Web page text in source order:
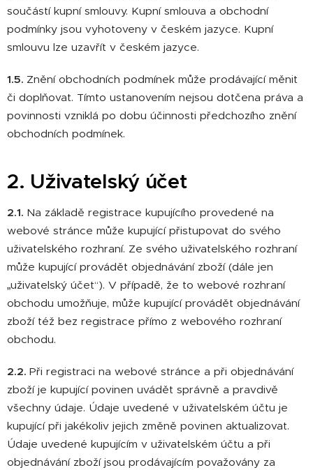
součástí kupní smlouvy. Kupní smlouva a obchodní
podmínky jsou vyhotoveny v českém jazyce. Kupní
smlouvu lze uzavřít v českém jazyce.
1.5. Znění obchodních podmínek může prodávající měnit
či doplňovat. Tímto ustanovením nejsou dotčena práva a
povinnosti vzniklá po dobu účinnosti předchozího znění
obchodních podmínek.
2. Uživatelský účet
2.1. Na základě registrace kupujícího provedené na
webové stránce může kupující přistupovat do svého
uživatelského rozhraní. Ze svého uživatelského rozhraní
může kupující provádět objednávání zboží (dále jen
„uživatelský účet“). V případě, že to webové rozhraní
obchodu umožňuje, může kupující provádět objednávání
zboží též bez registrace přímo z webového rozhraní
obchodu.
2.2. Při registraci na webové stránce a při objednávání
zboží je kupující povinen uvádět správně a pravdivě
všechny údaje. Údaje uvedené v uživatelském účtu je
kupující při jakékoliv jejich změně povinen aktualizovat.
Údaje uvedené kupujícím v uživatelském účtu a při
objednávání zboží jsou prodávajícím považovány za